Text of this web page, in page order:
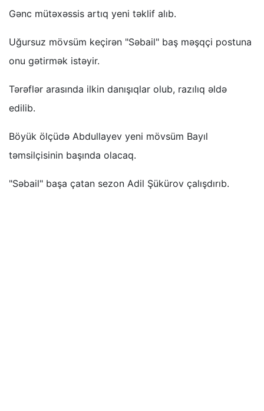
Gənc mütəxəssis artıq yeni təklif alıb.
Uğursuz mövsüm keçirən "Səbail" baş məşqçi postuna
onu gətirmək istəyir.
Tərəflər arasında ilkin danışıqlar olub, razılıq əldə
edilib.
Böyük ölçüdə Abdullayev yeni mövsüm Bayıl
təmsilçisinin başında olacaq.
"Səbail" başa çatan sezon Adil Şükürov çalışdırıb.